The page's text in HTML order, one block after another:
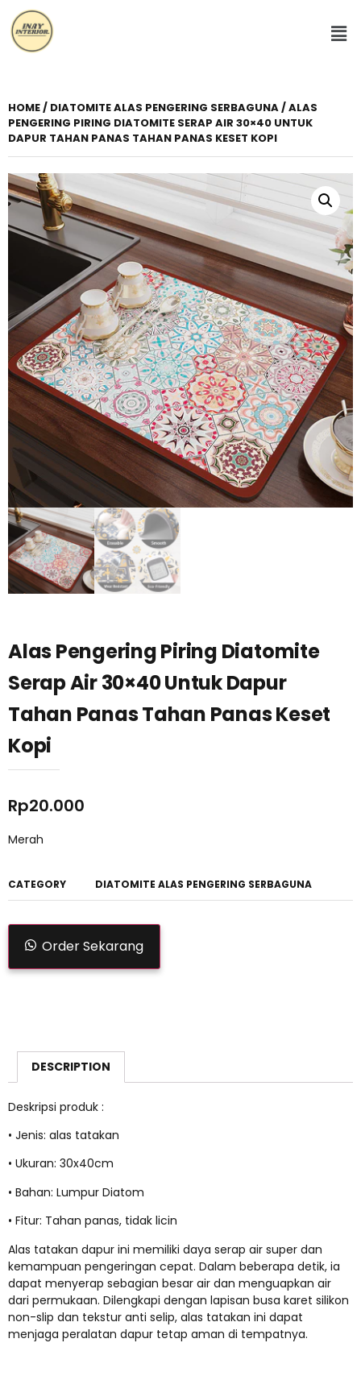
HOME/ DIATOMITE ALAS PENGERING SERBAGUNA/ ALAS
PENGERING PIRING DIATOMITE SERAP AIR 30×40 UNTUK
DAPUR TAHAN PANAS TAHAN PANAS KESET KOPI
Alas Pengering Piring Diatomite
Serap Air 30×40 Untuk Dapur
Tahan Panas Tahan Panas Keset
Kopi
Rp20.000
Merah
CATEGORY DIATOMITE ALAS PENGERING SERBAGUNA
Order Sekarang
DESCRIPTION
Deskripsi produk :
• Jenis: alas tatakan
• Ukuran: 30x40cm
• Bahan: Lumpur Diatom
• Fitur: Tahan panas, tidak licin
Alas tatakan dapur ini memiliki daya serap air super dan
kemampuan pengeringan cepat. Dalam beberapa detik, ia
dapat menyerap sebagian besar air dan menguapkan air
dari permukaan. Dilengkapi dengan lapisan busa karet silikon
non-slip dan tekstur anti selip, alas tatakan ini dapat
menjaga peralatan dapur tetap aman di tempatnya.